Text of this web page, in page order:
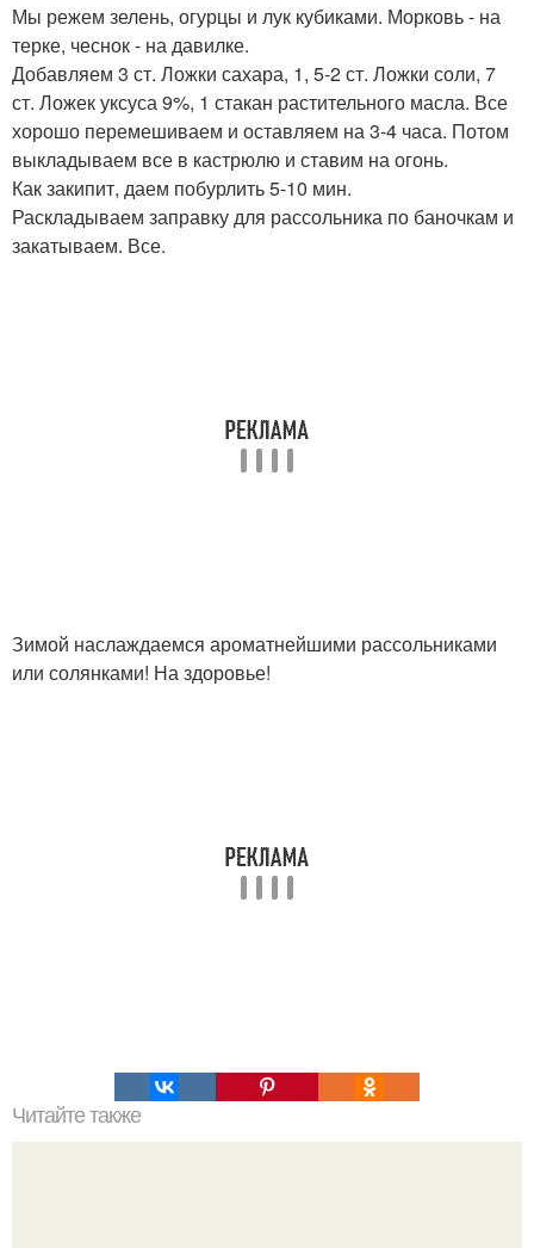
Мы режем зелень, огурцы и лук кубиками. Морковь - на
терке, чеснок - на давилке.
Добавляем 3 ст. Ложки сахара, 1, 5-2 ст. Ложки соли, 7
ст. Ложек уксуса 9%, 1 стакан растительного масла. Все
хорошо перемешиваем и оставляем на 3-4 часа. Потом
выкладываем все в кастрюлю и ставим на огонь.
Как закипит, даем побурлить 5-10 мин.
Раскладываем заправку для рассольника по баночкам и
закатываем. Все.
Зимой наслаждаемся ароматнейшими рассольниками
или солянками! На здоровье!
Читайте также